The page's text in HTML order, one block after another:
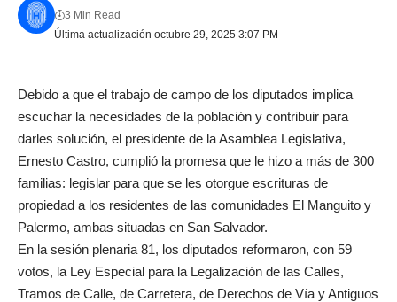
Última actualización octubre 29, 2025 3:07 PM
3 Min Read
Debido a que el trabajo de campo de los diputados implica
escuchar la necesidades de la población y contribuir para
darles solución, el presidente de la Asamblea Legislativa,
Ernesto Castro, cumplió la promesa que le hizo a más de 300
familias: legislar para que se les otorgue escrituras de
propiedad a los residentes de las comunidades El Manguito y
Palermo, ambas situadas en San Salvador.
En la sesión plenaria 81, los diputados reformaron, con 59
votos, la Ley Especial para la Legalización de las Calles,
Tramos de Calle, de Carretera, de Derechos de Vía y Antiguos